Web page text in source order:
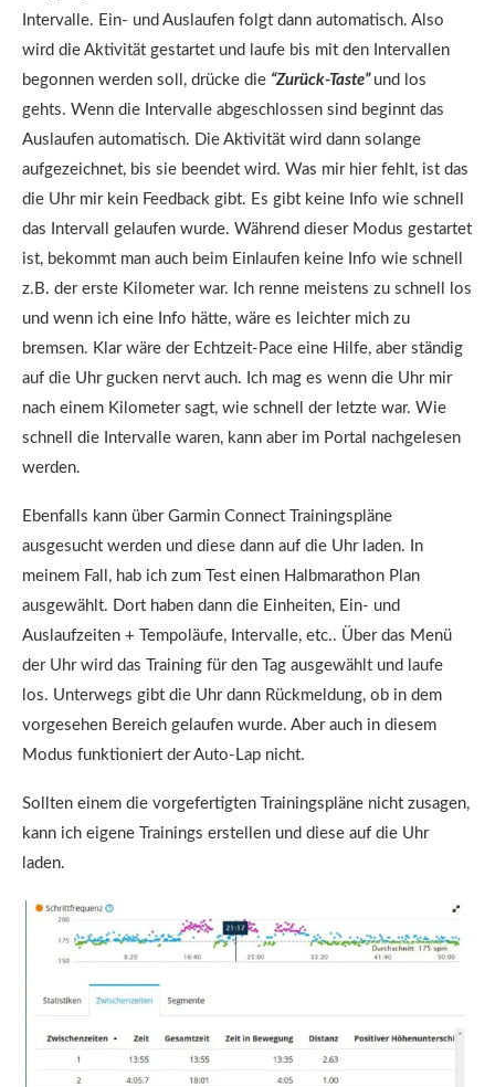
Intervalle. Ein- und Auslaufen folgt dann automatisch. Also
wird die Aktivität gestartet und laufe bis mit den Intervallen
begonnen werden soll, drücke die “Zurück-Taste” und los
gehts. Wenn die Intervalle abgeschlossen sind beginnt das
Auslaufen automatisch. Die Aktivität wird dann solange
aufgezeichnet, bis sie beendet wird. Was mir hier fehlt, ist das
die Uhr mir kein Feedback gibt. Es gibt keine Info wie schnell
das Intervall gelaufen wurde. Während dieser Modus gestartet
ist, bekommt man auch beim Einlaufen keine Info wie schnell
z.B. der erste Kilometer war. Ich renne meistens zu schnell los
und wenn ich eine Info hätte, wäre es leichter mich zu
bremsen. Klar wäre der Echtzeit-Pace eine Hilfe, aber ständig
auf die Uhr gucken nervt auch. Ich mag es wenn die Uhr mir
nach einem Kilometer sagt, wie schnell der letzte war. Wie
schnell die Intervalle waren, kann aber im Portal nachgelesen
werden.
Ebenfalls kann über Garmin Connect Trainingspläne
ausgesucht werden und diese dann auf die Uhr laden. In
meinem Fall, hab ich zum Test einen Halbmarathon Plan
ausgewählt. Dort haben dann die Einheiten, Ein- und
Auslaufzeiten + Tempoläufe, Intervalle, etc.. Über das Menü
der Uhr wird das Training für den Tag ausgewählt und laufe
los. Unterwegs gibt die Uhr dann Rückmeldung, ob in dem
vorgesehen Bereich gelaufen wurde. Aber auch in diesem
Modus funktioniert der Auto-Lap nicht.
Sollten einem die vorgefertigten Trainingspläne nicht zusagen,
kann ich eigene Trainings erstellen und diese auf die Uhr
laden.